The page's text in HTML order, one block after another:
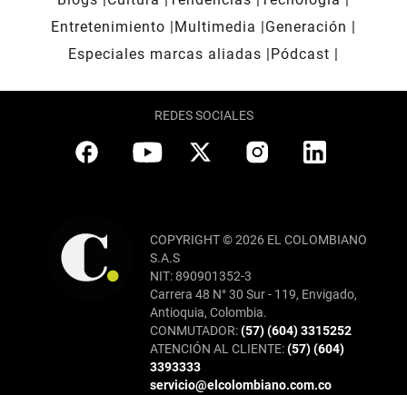
Entretenimiento
Multimedia
Generación
Especiales marcas aliadas
Pódcast
REDES SOCIALES
COPYRIGHT © 2026 EL COLOMBIANO
S.A.S
NIT: 890901352-3
Carrera 48 N° 30 Sur - 119, Envigado,
Antioquia, Colombia.
CONMUTADOR:(57) (604) 3315252
ATENCIÓN AL CLIENTE:(57) (604)
3393333
servicio@elcolombiano.com.co